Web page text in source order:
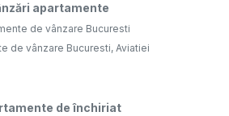
apartamente
de vânzare Bucuresti
de vânzare Bucuresti, Aviatiei
de închiriat